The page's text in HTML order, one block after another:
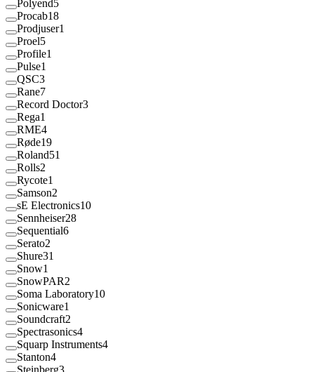
Polyend5
Procab18
Prodjuser1
Proel5
Profile1
Pulse1
QSC3
Rane7
Record Doctor3
Rega1
RME4
Røde19
Roland51
Rolls2
Rycote1
Samson2
sE Electronics10
Sennheiser28
Sequential6
Serato2
Shure31
Snow1
SnowPAR2
Soma Laboratory10
Sonicware1
Soundcraft2
Spectrasonics4
Squarp Instruments4
Stanton4